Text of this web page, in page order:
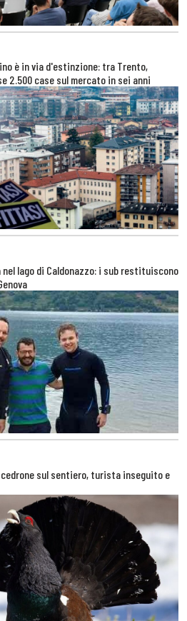
è in via d'estinzione: tra Trento,
2.500 case sul mercato in sei anni
lago di Caldonazzo: i sub restituiscono
cedrone sul sentiero, turista inseguito e